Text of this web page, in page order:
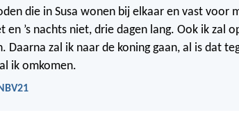
die in Susa wonen bij elkaar en vast voor
en ’s nachts niet, drie dagen lang. Ook ik zal
Daarna zal ik naar de koning gaan, al is dat
ik omkomen.